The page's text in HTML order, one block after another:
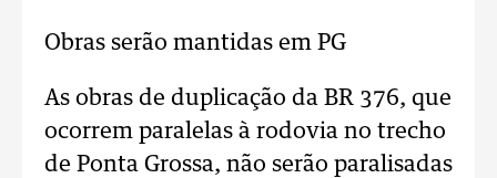
Obras serão mantidas em PG
As obras de duplicação da BR 376, que
ocorrem paralelas à rodovia no trecho
de Ponta Grossa, não serão paralisadas